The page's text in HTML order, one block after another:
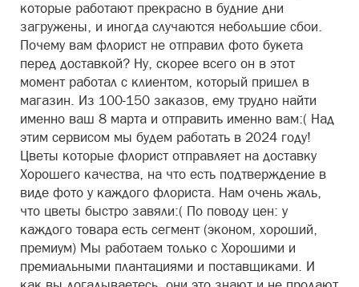
которые работают прекрасно в будние дни
загружены, и иногда случаются небольшие сбои.
Почему вам флорист не отправил фото букета
перед доставкой? Ну, скорее всего он в этот
момент работал с клиентом, который пришел в
магазин. Из 100-150 заказов, ему трудно найти
именно ваш 8 марта и отправить именно вам:( Над
этим сервисом мы будем работать в 2024 году!
Цветы которые флорист отправляет на доставку
Хорошего качества, на что есть подтверждение в
виде фото у каждого флориста. Нам очень жаль,
что цветы быстро завяли:( По поводу цен: у
каждого товара есть сегмент (эконом, хороший,
премиум) Мы работаем только с Хорошими и
премиальными плантациями и поставщиками. И